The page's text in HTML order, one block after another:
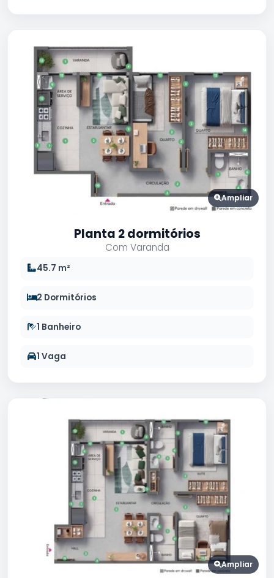
Ampliar
Planta 2 dormitórios
Com Varanda
45.7 m²
2 Dormitórios
1 Banheiro
1 Vaga
Ampliar